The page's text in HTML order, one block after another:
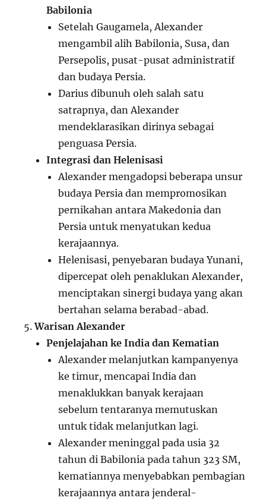
Babilonia
Setelah Gaugamela, Alexander
mengambil alih Babilonia, Susa, dan
Persepolis, pusat-pusat administratif
dan budaya Persia.
Darius dibunuh oleh salah satu
satrapnya, dan Alexander
mendeklarasikan dirinya sebagai
penguasa Persia.
Integrasi dan Helenisasi
Alexander mengadopsi beberapa unsur
budaya Persia dan mempromosikan
pernikahan antara Makedonia dan
Persia untuk menyatukan kedua
kerajaannya.
Helenisasi, penyebaran budaya Yunani,
dipercepat oleh penaklukan Alexander,
menciptakan sinergi budaya yang akan
bertahan selama berabad-abad.
Warisan Alexander
Penjelajahan ke India dan Kematian
Alexander melanjutkan kampanyenya
ke timur, mencapai India dan
menaklukkan banyak kerajaan
sebelum tentaranya memutuskan
untuk tidak melanjutkan lagi.
Alexander meninggal pada usia 32
tahun di Babilonia pada tahun 323 SM,
kematiannya menyebabkan pembagian
kerajaannya antara jenderal-